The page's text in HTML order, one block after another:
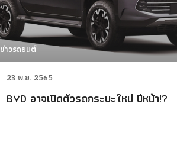
ข่าวรถยนต์
23 พ.ย. 2565
BYD อาจเปิดตัวรถกระบะใหม่ ปีหน้า!?